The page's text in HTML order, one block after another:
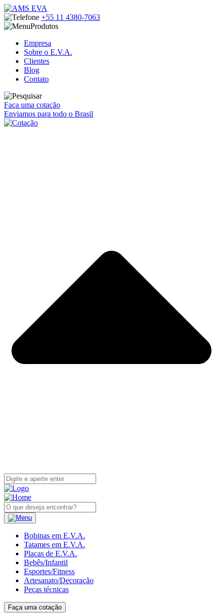
+55 11 4380-7063
Produtos
Empresa
Sobre o E.V.A.
Clientes
Blog
Contato
Faça uma cotação
Enviamos para todo o Brasil
Bobinas em E.V.A.
Tatames em E.V.A.
Placas de E.V.A.
Bebês/Infantil
Esportes/Fitness
Artesanato/Decoração
Peças técnicas
Faça uma cotação